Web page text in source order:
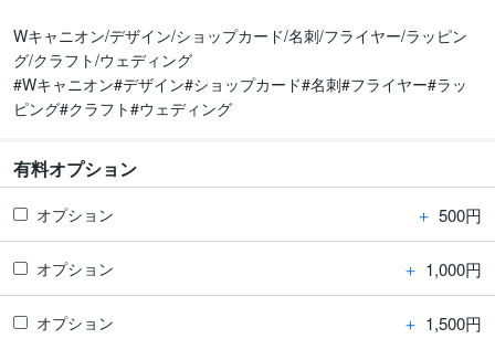
Wキャニオン/デザイン/ショップカード/名刺/フライヤー/ラッピン
グ/クラフト/ウェディング
#Wキャニオン#デザイン#ショップカード#名刺#フライヤー#ラッ
ピング#クラフト#ウェディング
有料オプション
オプション ＋ 500円
オプション ＋ 1,000円
オプション ＋ 1,500円